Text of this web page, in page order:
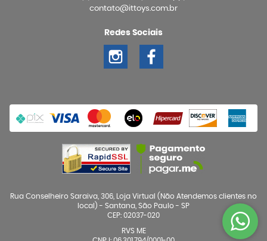
contato@ittoys.com.br
Redes Sociais
Rua Conselheiro Saraiva, 306, Loja Virtual (Não Atendemos clientes no
local) - Santana, São Paulo - SP
CEP: 02037-020
RVS ME